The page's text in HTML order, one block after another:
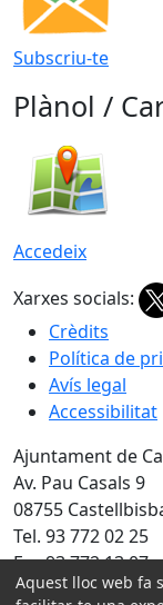
Subscriu-te
Plànol /
Accedeix
Xarxes socials:
Crèdits
Política de
Avís legal
Accessibilitat
Ajuntament de
Av. Pau Casals 9
08755
Tel. 93 772 02 25
Fax 93 772 13 07
Aquest lloc web fa